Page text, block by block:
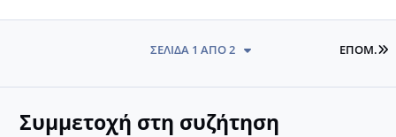
ΕΠΌΜ.
ΣΕΛΊΔΑ 1 ΑΠΌ 2
Συμμετοχή στη συζήτηση